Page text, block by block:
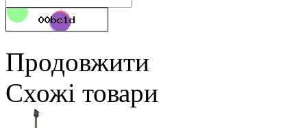
Продовжити
Схожі товари